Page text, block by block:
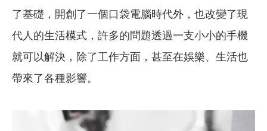
了基礎，開創了一個口袋電腦時代外，也改變了現
代人的生活模式，許多的問題透過一支小小的手機
就可以解決，除了工作方面，甚至在娛樂、生活也
帶來了各種影響。